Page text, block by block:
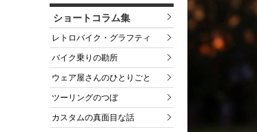
ショートコラム集
レトロバイク・グラフティ
バイク乗りの勘所
ウェア屋さんのひとりごと
ツーリングのつぼ
カスタムの真面目な話